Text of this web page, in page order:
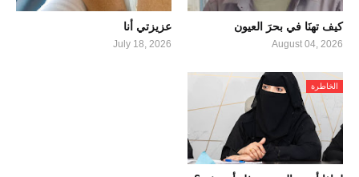
كيف تهنَا في بحرَ العيون
August 04, 2026
عزيزتي أنا
July 18, 2026
الخاطرة